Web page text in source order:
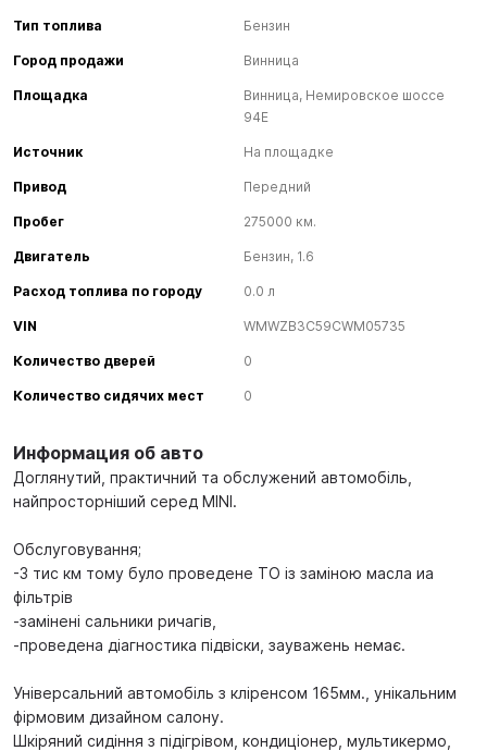
Информация об авто
Доглянутий, практичний та обслужений автомобіль,
найпросторніший серед MINI.
Обслуговування;
-3 тис км тому було проведене ТО із заміною масла иа
фільтрів
-замінені сальники ричагів,
-проведена діагностика підвіски, зауважень немає.
Універсальний автомобіль з кліренсом 165мм., унікальним
фірмовим дизайном салону.
Шкіряний сидіння з підігрівом, кондиціонер, мультикермо,
Тип топлива Бензин
Город продажи Винница
Площадка
Винница, Немировское шоссе
94Е
Источник На площадке
Привод Передний
Пробег 275000 км.
Двигатель Бензин, 1.6
Расход топлива по городу 0.0 л
VIN WMWZB3C59CWM05735
Количество дверей 0
Количество сидячих мест 0